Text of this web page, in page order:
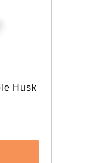
Husk